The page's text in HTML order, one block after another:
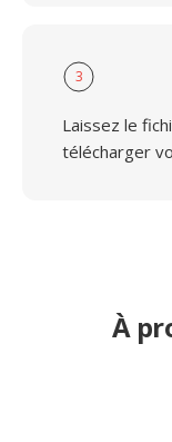
3
Laissez le
télécharger
À